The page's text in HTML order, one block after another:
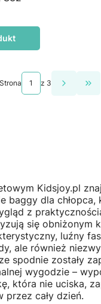
Strona z 3
Kidsjoy.pl
baggy dla chłopca,
z
się obniżonym
luźny
ale również
spodnie zostały
wygodzie –
która nie uciska,
przez cały dzień.